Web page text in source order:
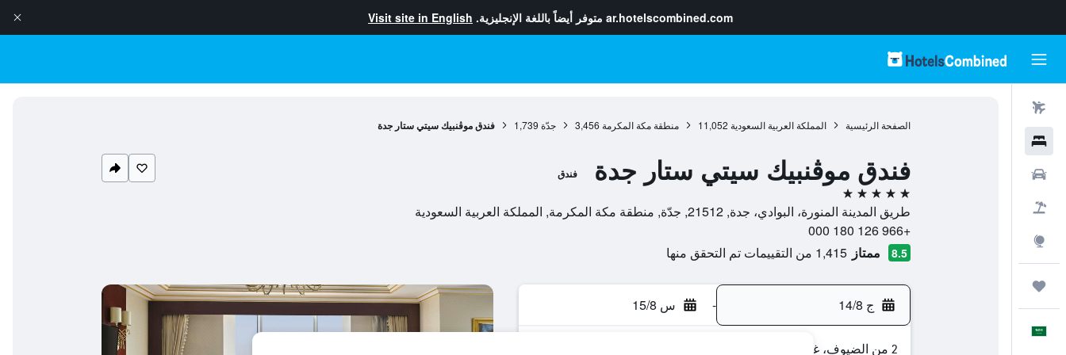
ar.hotelscombined.com متوفر أيضاً باللغة الإنجليزية. Visit site in English
الصفحة الرئيسية المملكة العربية السعودية 11,052 منطقة مكة المكرمة 3,456 جدّة 1,739 فندق موڤنبيك سيتي ستار جدة
فندق موڤنبيك سيتي ستار جدة فندق
5 نجوم
طريق المدينة المنورة، البوادي، جدة, 21512, جدّة, منطقة مكة المكرمة, المملكة العربية السعودية
+966 126 180 000
8.5 ممتاز 1,415 من التقييمات تم التحقق منها
ج 14/8 - س 15/8
2 من الضيوف، غرفة واحدة